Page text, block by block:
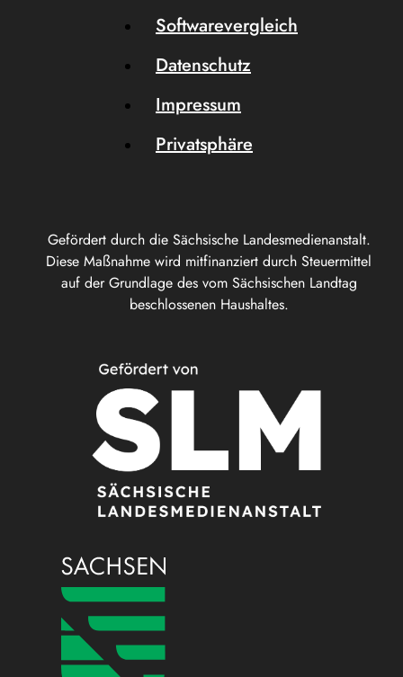
Gefördert durch die Sächsische Landesmedienanstalt.
Diese Maßnahme wird mitfinanziert durch Steuermittel
auf der Grundlage des vom Sächsischen Landtag
beschlossenen Haushaltes.
Softwarevergleich
Datenschutz
Impressum
Privatsphäre